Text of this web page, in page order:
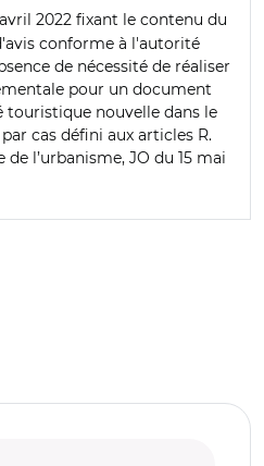
2022 fixant le contenu du
conforme à l'autorité
de nécessité de réaliser
pour un document
nouvelle dans le
cas défini aux articles R.
de l’urbanisme, JO du 15 mai